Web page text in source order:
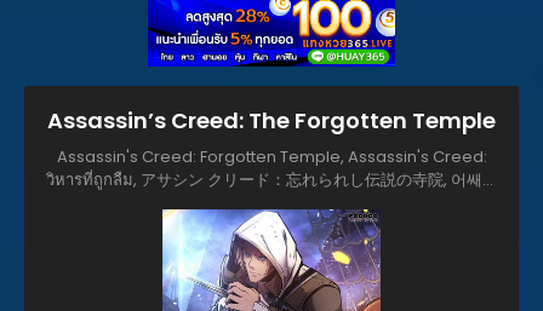
Assassin’s Creed: The Forgotten Temple
Assassin's Creed: Forgotten Temple, Assassin's Creed:
วิหารที่ถูกลืม, アサシン クリード：忘れられし伝説の寺院, 어쌔신